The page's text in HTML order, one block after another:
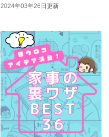
2024年03年26日更新